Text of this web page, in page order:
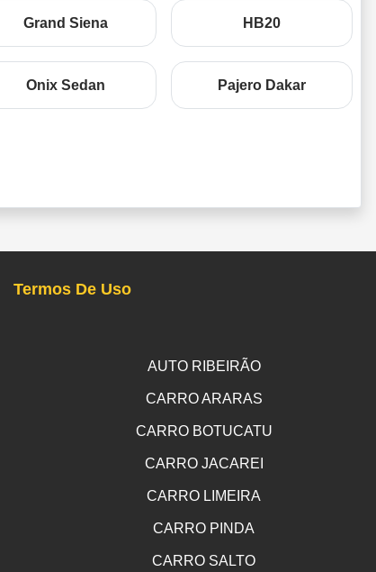
Grand Siena HB20
Onix Sedan Pajero Dakar
Termos De Uso
AUTO RIBEIRÃO
CARRO ARARAS
CARRO BOTUCATU
CARRO JACAREI
CARRO LIMEIRA
CARRO PINDA
CARRO SALTO